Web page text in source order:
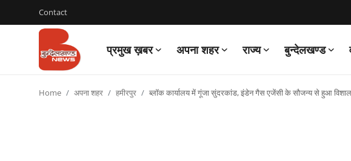
Contact
प्रमुख ख़बर अपना शहर राज्य बुन्देलखण्ड
Login
Home अपना शहर हमीरपुर ब्लॉक कार्यालय में गूंजा सुंदरकांड, इंडेन गैस एजेंसी के सौजन्य से हुआ